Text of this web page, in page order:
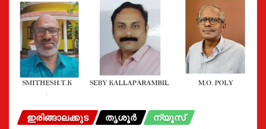
ഇരിങ്ങാലക്കുട തൃശൂർ ന്യൂസ്